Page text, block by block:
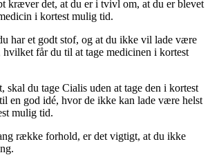
kræver det, at du er i tvivl om, at du er blevet
i kortest mulig tid.
har et godt stof, og at du ikke vil lade være
hvilket får du til at tage medicinen i kortest
skal du tage Cialis uden at tage den i kortest
en god idé, hvor de ikke kan lade være helst
mulig tid.
række forhold, er det vigtigt, at du ikke